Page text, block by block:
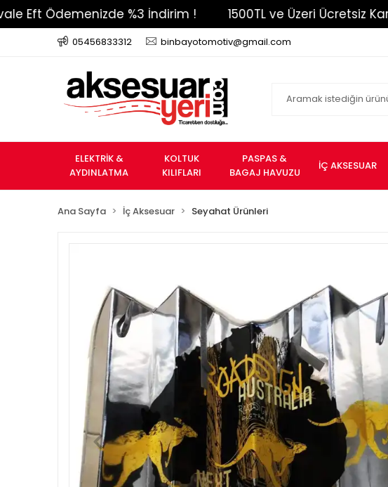
Ödemenizde %3 İndirim ! 1500TL ve Üzeri Ücretsiz Kargo !
05456833312 binbayotomotiv@gmail.com
ELEKTRİK &
AYDINLATMA
KOLTUK
KILIFLARI
PASPAS &
BAGAJ HAVUZU
İÇ AKSESUAR
Ana Sayfa İç Aksesuar Seyahat Ürünleri